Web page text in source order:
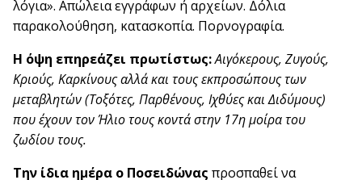
λόγια». Απώλεια εγγράφων ή αρχείων. Δόλια
παρακολούθηση, κατασκοπία. Πορνογραφία.
Η όψη επηρεάζει πρωτίστως:Αιγόκερους, Ζυγούς,
Κριούς, Καρκίνους αλλά και τους εκπροσώπους των
μεταβλητών (Τοξότες, Παρθένους, Ιχθύες και Διδύμους)
που έχουν τον Ήλιο τους κοντά στην 17η μοίρα του
ζωδίου τους.
Την ίδια ημέρα ο Ποσειδώνας προσπαθεί να